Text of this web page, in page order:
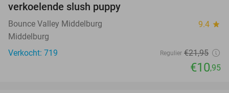
verkoelende slush puppy
Bounce Valley Middelburg 9.4 star
Middelburg
Verkocht: 719
Regulier €21,95
€10,95